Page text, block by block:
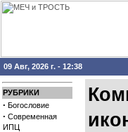
09 Авг, 2026 г. - 12:38
РУБРИКИ
· Богословие
· Современная
ИПЦ